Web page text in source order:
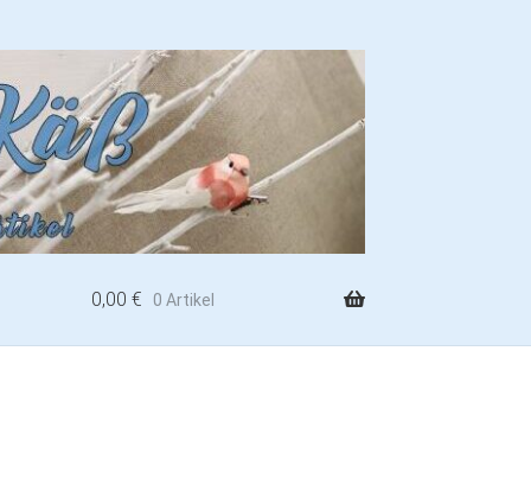
0,00 € 0 Artikel